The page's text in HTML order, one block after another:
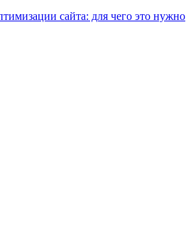
сайта: для чего это нужно